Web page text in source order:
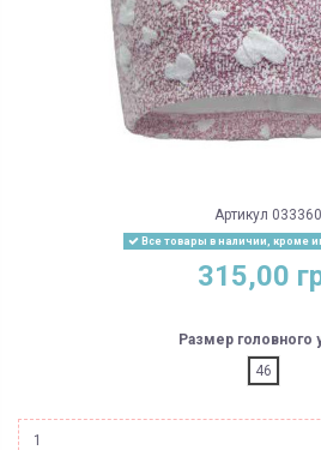
Артикул 033360
Все товары в наличии, кроме
315,00
Размер головного
46